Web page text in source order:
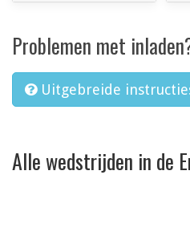
Problemen met
Uitgebreide
Alle wedstrijden in de